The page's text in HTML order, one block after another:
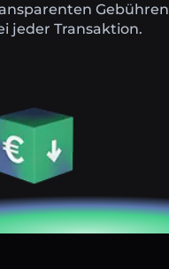
Gebühren
jeder Transaktion.